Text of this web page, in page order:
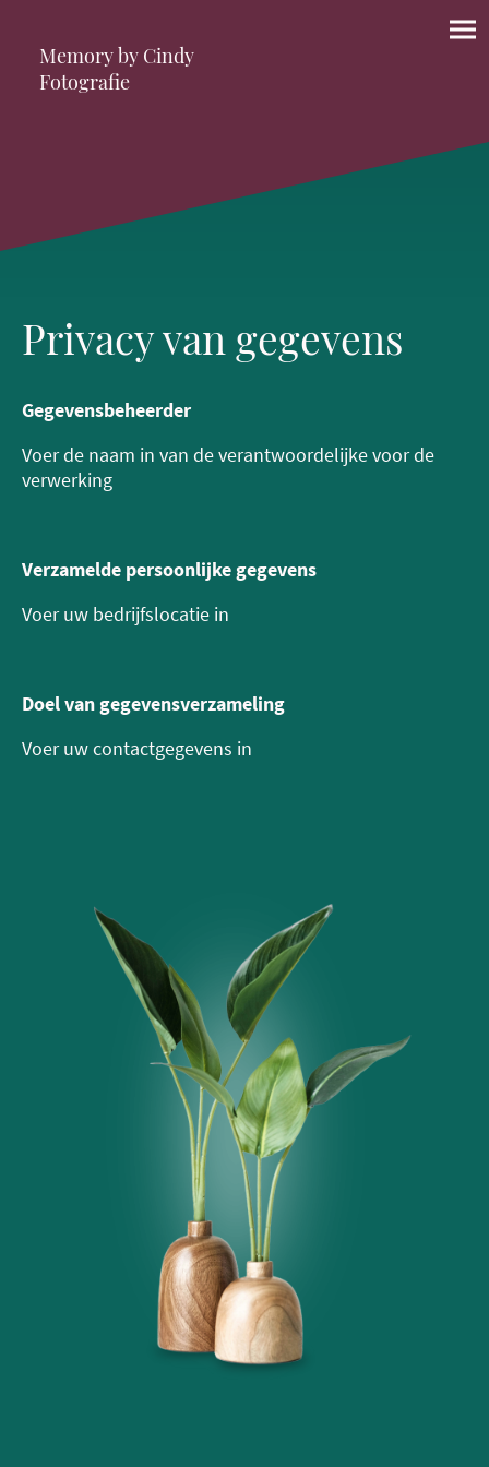
Memory by Cindy
Fotografie
Privacy van gegevens
Gegevensbeheerder
Voer de naam in van de verantwoordelijke voor de
verwerking
Verzamelde persoonlijke gegevens
Voer uw bedrijfslocatie in
Doel van gegevensverzameling
Voer uw contactgegevens in